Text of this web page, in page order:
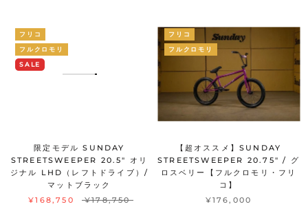
フリコ
フルクロモリ
SALE
限定モデル SUNDAY
STREETSWEEPER 20.5" オリ
ジナル LHD（レフトドライブ）/
マットブラック
¥168,750
¥178,750
フリコ
フルクロモリ
【超オススメ】SUNDAY
STREETSWEEPER 20.75" / グ
ロスベリー【フルクロモリ・フリ
コ】
¥176,000